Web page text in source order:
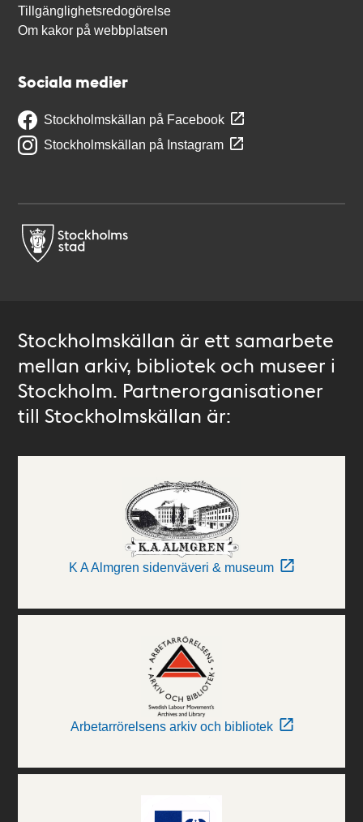
Tillgänglighetsredogörelse
Om kakor på webbplatsen
Sociala medier
Stockholmskällan på Facebook
Stockholmskällan på Instagram
Stockholmskällan är ett samarbete
mellan arkiv, bibliotek och museer i
Stockholm. Partnerorganisationer
till Stockholmskällan är:
K A Almgren sidenväveri & museum
Arbetarrörelsens arkiv och bibliotek